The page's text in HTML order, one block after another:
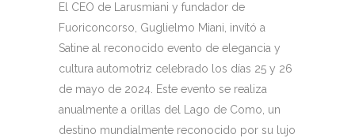
El CEO de Larusmiani y fundador de
Fuoriconcorso, Guglielmo Miani, invitó a
Satine al reconocido evento de elegancia y
cultura automotriz celebrado los días 25 y 26
de mayo de 2024. Este evento se realiza
anualmente a orillas del Lago de Como, un
destino mundialmente reconocido por su lujo